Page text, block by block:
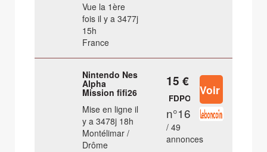
Vue la 1ère
fois il y a 3477j
15h
France
Nintendo Nes
Alpha
Mission fifi26
Mise en ligne il
y a 3478j 18h
Montélimar /
Drôme
15 €
FDPOUT
n°16
/ 49
annonces